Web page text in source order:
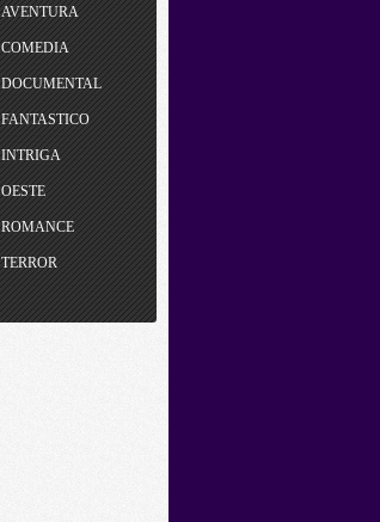
AVENTURA
COMEDIA
DOCUMENTAL
FANTASTICO
INTRIGA
OESTE
ROMANCE
TERROR